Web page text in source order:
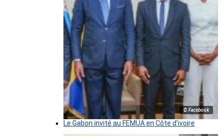
© Facebook
Le Gabon invité au FEMUA en Côte d’ivoire